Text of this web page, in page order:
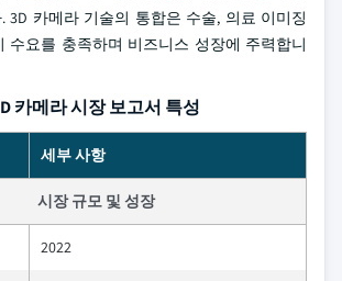
3D 카메라 기술의 통합은 수술, 의료 이미징
수요를 충족하며 비즈니스 성장에 주력합니
카메라 시장 보고서 특성
세부 사항
시장 규모 및 성장
2022